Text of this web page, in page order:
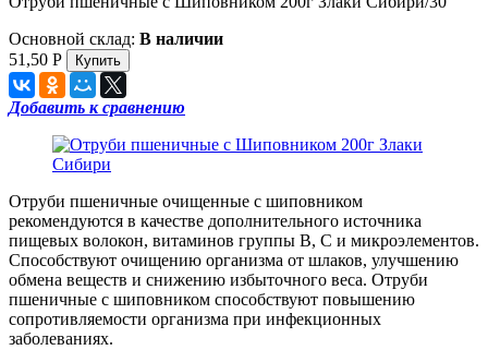
Основной склад: В наличии
51,50 Р
Добавить к сравнению
Отруби пшеничные очищенные с шиповником
рекомендуются в качестве дополнительного источника
пищевых волокон, витаминов группы В, С и микроэлементов.
Способствуют очищению организма от шлаков, улучшению
обмена веществ и снижению избыточного веса. Отруби
пшеничные с шиповником способствуют повышению
сопротивляемости организма при инфекционных
заболеваниях.